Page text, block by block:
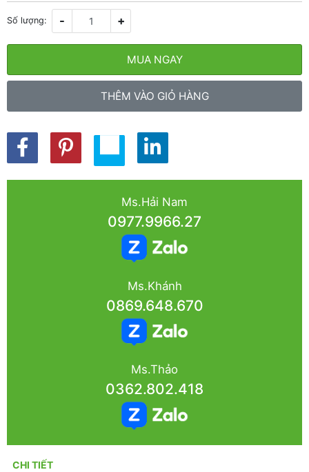
Số lượng: - +
MUA NGAY
THÊM VÀO GIỎ HÀNG
Ms.Hải Nam
0977.9966.27
Ms.Khánh
0869.648.670
Ms.Thảo
0362.802.418
CHI TIẾT